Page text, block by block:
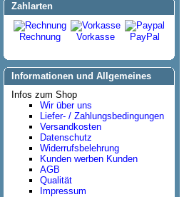
Zahlarten
Rechnung Vorkasse PayPal
Informationen und Allgemeines
Infos zum Shop
Wir über uns
Liefer- / Zahlungsbedingungen
Versandkosten
Datenschutz
Widerrufsbelehrung
Kunden werben Kunden
AGB
Qualität
Impressum